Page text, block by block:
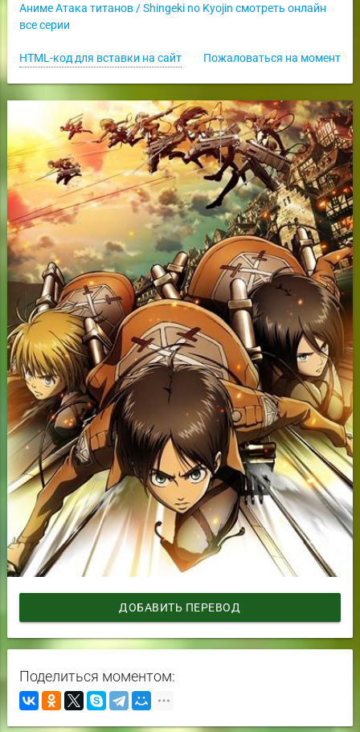
Аниме Атака титанов / Shingeki no Kyojin смотреть онлайн
все серии
Пожаловаться на момент
HTML-код для вставки на сайт
ДОБАВИТЬ ПЕРЕВОД
Поделиться моментом: